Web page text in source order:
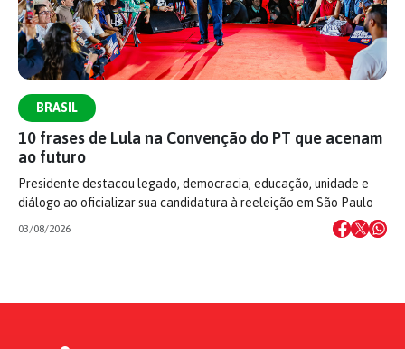
BRASIL
10 frases de Lula na Convenção do PT que acenam
ao futuro
Presidente destacou legado, democracia, educação, unidade e
diálogo ao oficializar sua candidatura à reeleição em São Paulo
03/08/2026